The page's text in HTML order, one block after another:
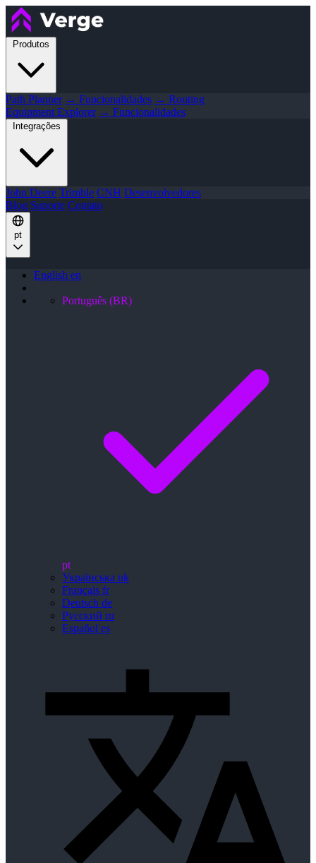
Produtos
Path Planner → Funcionalidades → Routing
Equipment Explorer → Funcionalidades
Integrações
John Deere Trimble CNH Desenvolvedores
Blog Suporte Contato
pt
English en
Português (BR)
pt
Українська uk
Français fr
Deutsch de
Русский ru
Español es